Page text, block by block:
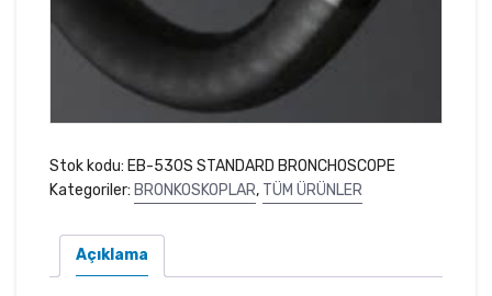
Stok kodu: EB-530S STANDARD BRONCHOSCOPE
Kategoriler: BRONKOSKOPLAR, TÜM ÜRÜNLER
Açıklama